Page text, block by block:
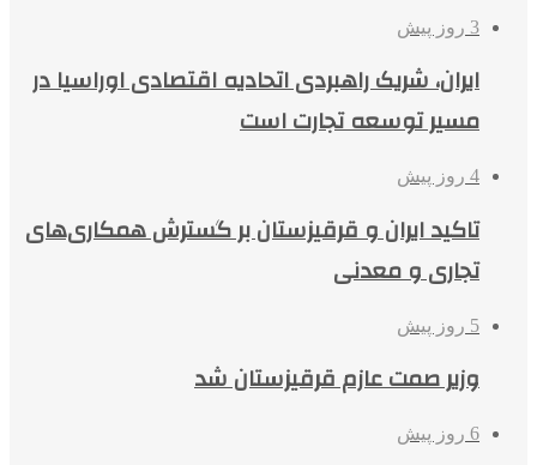
3 روز پیش
ایران، شریک راهبردی اتحادیه اقتصادی اوراسیا در
مسیر توسعه تجارت است
4 روز پیش
تاکید ایران و قرقیزستان بر گسترش همکاری‌های
تجاری و معدنی
5 روز پیش
وزیر صمت عازم قرقیزستان شد
6 روز پیش